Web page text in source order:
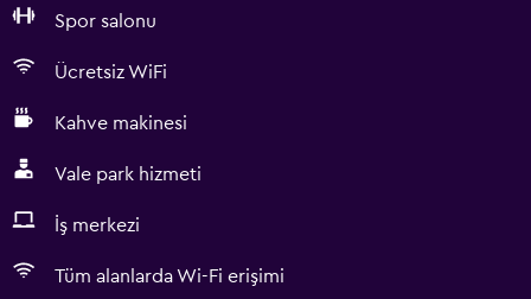
Spor salonu
Ücretsiz WiFi
Kahve makinesi
Vale park hizmeti
İş merkezi
Tüm alanlarda Wi-Fi erişimi